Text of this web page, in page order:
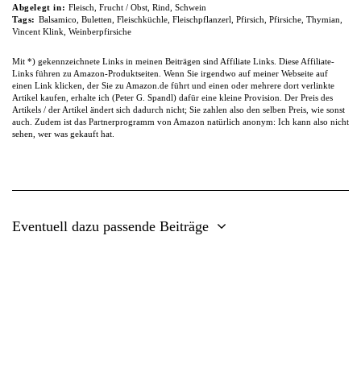
Abgelegt in: Fleisch Frucht / Obst, Rind Schwein
Tags: Balsamico Buletten Fleischküchle, Fleischpflanzerl Pfirsich Pfirsiche, Thymian
Vincent Klink Weinberpfirsiche
Mit *) gekennzeichnete Links in meinen Beiträgen sind Affiliate Links. Diese Affiliate-
Links führen zu Amazon-Produktseiten. Wenn Sie irgendwo auf meiner Webseite auf
einen Link klicken, der Sie zu Amazon.de führt und einen oder mehrere dort verlinkte
Artikel kaufen, erhalte ich (Peter G. Spandl) dafür eine kleine Provision. Der Preis des
Artikels / der Artikel ändert sich dadurch nicht; Sie zahlen also den selben Preis, wie sonst
auch. Zudem ist das Partnerprogramm von Amazon natürlich anonym: Ich kann also nicht
sehen, wer was gekauft hat.
Eventuell dazu passende Beiträge